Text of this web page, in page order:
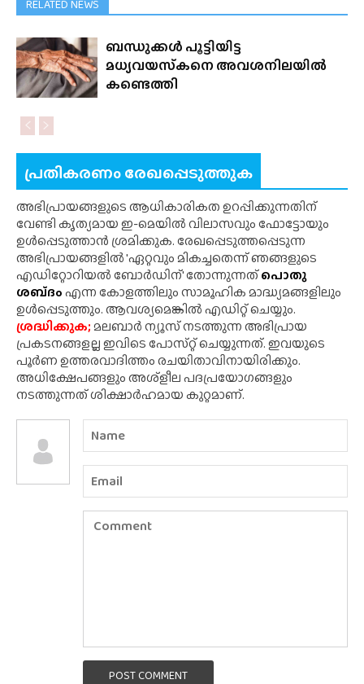
RELATED NEWS
ബന്ധുക്കൾ പൂട്ടിയിട്ട
മധ്യവയസ്‌കനെ അവശനിലയിൽ
കണ്ടെത്തി
പ്രതികരണം രേഖപ്പെടുത്തുക
അഭിപ്രായങ്ങളുടെ ആധികാരികത ഉറപ്പിക്കുന്നതിന്
വേണ്ടി കൃത്യമായ ഇ-മെയിൽ വിലാസവും ഫോട്ടോയും
ഉൾപ്പെടുത്താൻ ശ്രമിക്കുക. രേഖപ്പെടുത്തപ്പെടുന്ന
അഭിപ്രായങ്ങളിൽ 'ഏറ്റവും മികച്ചതെന്ന് ഞങ്ങളുടെ
എഡിറ്റോറിയൽ ബോർഡിന്' തോന്നുന്നത്പൊതു
ശബ്‌ദംഎന്ന കോളത്തിലും സാമൂഹിക മാദ്ധ്യമങ്ങളിലും
ഉൾപ്പെടുത്തും. ആവശ്യമെങ്കിൽ എഡിറ്റ് ചെയ്യും.
ശ്രദ്ധിക്കുക;മലബാർ ന്യൂസ് നടത്തുന്ന അഭിപ്രായ
പ്രകടനങ്ങളല്ല ഇവിടെ പോസ്‌റ്റ് ചെയ്യുന്നത്. ഇവയുടെ
പൂർണ ഉത്തരവാദിത്തം രചയിതാവിനായിരിക്കും.
അധിക്ഷേപങ്ങളും അശ്‌ളീല പദപ്രയോഗങ്ങളും
നടത്തുന്നത് ശിക്ഷാർഹമായ കുറ്റമാണ്.
POST COMMENT